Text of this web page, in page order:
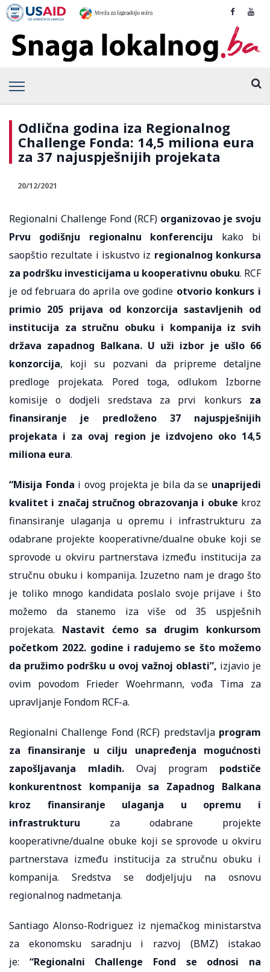
Odlična godina iza Regionalnog
Challenge Fonda: 14,5 miliona eura
za 37 najuspješnijih projekata
20/12/2021
Regionalni Challenge Fond (RCF) organizovao je svoju
Prvu godišnju regionalnu konferenciju kako bi
saopštio rezultate i iskustvo iz regionalnog konkursa
za podršku investicijama u kooperativnu obuku. RCF
je od februara do aprila ove godine otvorio konkurs i
primio 205 prijava od konzorcija sastavljenih od
institucija za stručnu obuku i kompanija iz svih
država zapadnog Balkana. U uži izbor je ušlo 66
konzorcija, koji su pozvani da pripreme detaljne
predloge projekata. Pored toga, odlukom Izborne
komisije o dodjeli sredstava za prvi konkurs za
finansiranje
je
predloženo 37 najuspješnijih
projekata i za ovaj region je izdvojeno oko 14,5
miliona eura.
“Misija Fonda i ovog projekta je bila da se unaprijedi
kvalitet i značaj stručnog obrazovanja i obuke kroz
finansiranje ulaganja u opremu i infrastrukturu za
odabrane projekte kooperativne/dualne obuke koji se
sprovode u okviru partnerstava između institucija za
stručnu obuku i kompanija. Izuzetno nam je drago što
je toliko mnogo kandidata poslalo svoje prijave i što
možemo da stanemo iza više od 35 uspješnih
projekata. Nastavit ćemo sa drugim konkursom
početkom 2022. godine i radujemo se što možemo
da pružimo podršku u ovoj važnoj oblasti”, izjavio je
ovim povodom Frieder Woehrmann, vođa Tima za
upravljanje Fondom RCF-a.
Regionalni Challenge Fond (RCF) predstavlja program
za finansiranje u cilju unapređenja mogućnosti
zapošljavanja mladih. Ovaj program podstiče
konkurentnost kompanija sa Zapadnog Balkana
kroz finansiranje ulaganja u opremu i
infrastrukturu za odabrane projekte
kooperativne/dualne obuke koji se sprovode u okviru
partnerstava između institucija za stručnu obuku i
kompanija. Sredstva se dodjeljuju na osnovu
regionalnog nadmetanja.
Santiago Alonso-Rodriguez iz njemačkog ministarstva
za ekonomsku saradnju i razvoj (BMZ) istakao
je: “Regionalni Challenge Fond se odnosi na